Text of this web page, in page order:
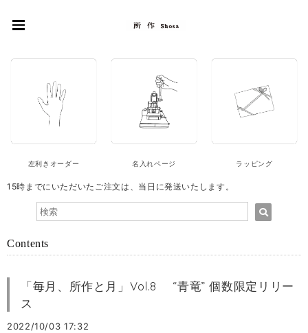
左利きオーダー 名入れページ ラッピング
15時までにいただいたご注文は、当日に発送いたします。
Contents
「毎月、所作と月」Vol.8 “青竜” 個数限定リリー
ス
2022/10/03 17:32